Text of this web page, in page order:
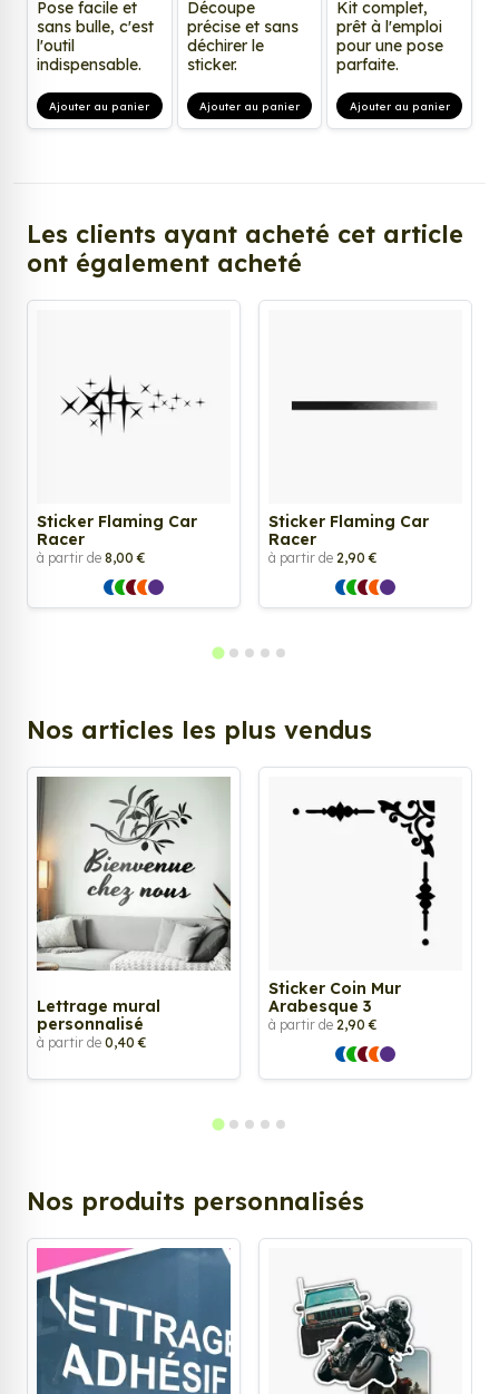
Pose facile et
sans bulle, c'est
l'outil
indispensable.
Ajouter au panier
Découpe
précise et sans
déchirer le
sticker.
Ajouter au panier
Kit complet,
prêt à l'emploi
pour une pose
parfaite.
Ajouter au panier
Les clients ayant acheté cet article
ont également acheté
Sticker Flaming Car
Racer
à partir de 8,00 €
Sticker Flaming Car
Racer
à partir de 2,90 €
Nos articles les plus vendus
Lettrage mural
personnalisé
à partir de 0,40 €
Sticker Coin Mur
Arabesque 3
à partir de 2,90 €
Nos produits personnalisés